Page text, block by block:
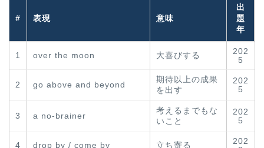
# 表現 意味
出
題
年
1 over the moon 大喜びする
202
5
2 go above and beyond
期待以上の成果
を出す
202
5
3 a no-brainer
考えるまでもな
いこと
202
5
4 drop by / come by 立ち寄る
202